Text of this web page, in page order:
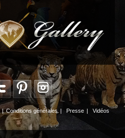
| Conditions générales Presse Vidéos